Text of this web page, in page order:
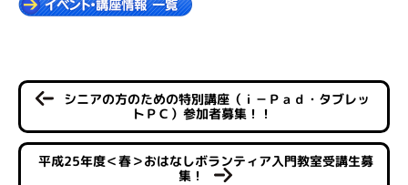
シニアの方のための特別講座（ｉ－Ｐａｄ・タブレッ
トＰＣ）参加者募集！！
平成25年度＜春＞おはなしボランティア入門教室受講生募
集！